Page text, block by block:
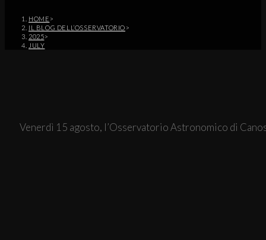
HOME >
IL BLOG DELL’OSSERVATORIO >
2025>
JULY
Venerdì 15 agosto, l’Osservatorio Astronomico di